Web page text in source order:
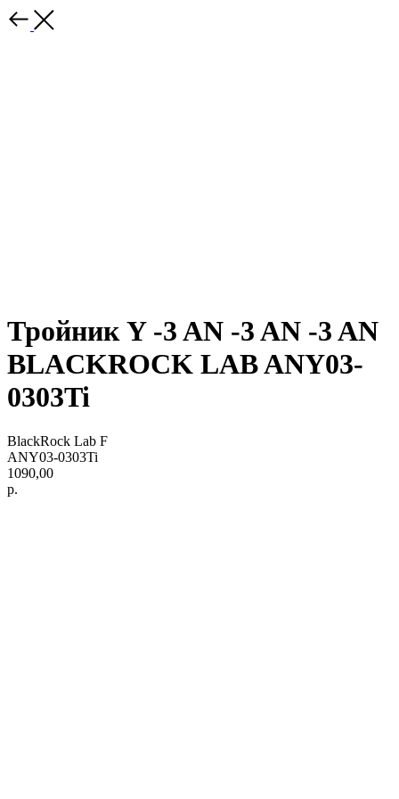
Тройник Y -3 AN -3 AN -3 AN
BLACKROCK LAB ANY03-
0303Ti
BlackRock Lab F
ANY03-0303Ti
1090,00
р.